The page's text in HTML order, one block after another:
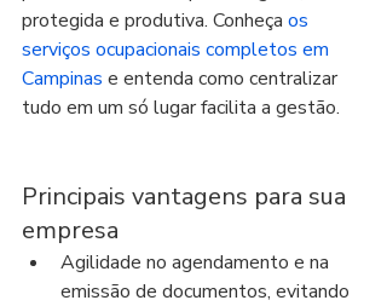
protegida e produtiva. Conheça os
serviços ocupacionais completos em
Campinas e entenda como centralizar
tudo em um só lugar facilita a gestão.
Principais vantagens para sua
empresa
Agilidade no agendamento e na
emissão de documentos, evitando